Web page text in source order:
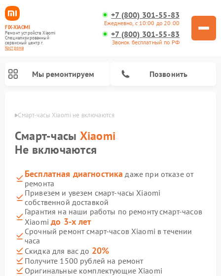
FIX-XIAOMI
Ремонт устройств Xiaomi
Специализированный
cервисный центр г.
Кострома
+7 (800) 301-55-83
Ежедневно, с 10:00 до 20:00
+7 (800) 301-55-83
Звонок бесплатный по РФ
Мы ремонтируем Позвонить
Смарт-часы Xiaomi не включаются
Смарт-часы Xiaomi
Не включаются
Бесплатная диагностика даже при отказе от
ремонта
Привезем и увезем смарт-часы Xiaomi
собственной доставкой
Гарантия на наши работы по ремонту смарт-часов
Xiaomiдо 3-х лет
Срочный ремонт смарт-часов Xiaomi в течении
часа
Скидка для вас до 20%
Получите 1500 рублей на ремонт
Оригинальные комплектующие Xiaomi